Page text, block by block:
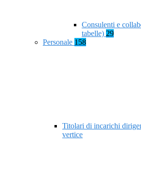
Consulenti e
tabelle) 29
Personale 158
Titolari di incarichi
vertice